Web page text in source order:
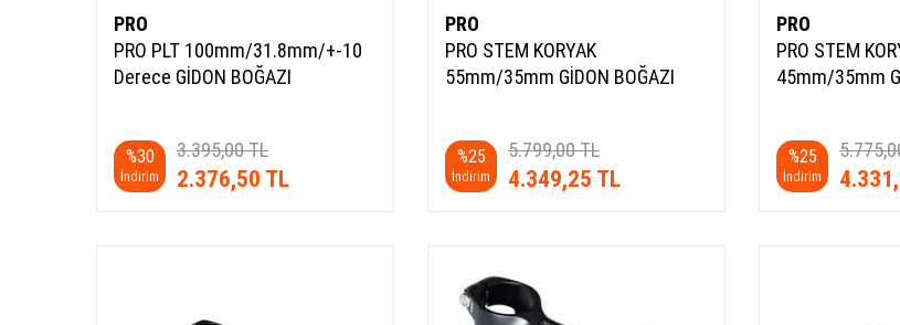
PRO
PRO PLT 100mm/31.8mm/+-10
Derece GİDON BOĞAZI
%30
İndirim
3.395,00TL
2.376,50 TL
PRO
PRO STEM KORYAK
55mm/35mm GİDON BOĞAZI
%25
İndirim
5.799,00TL
4.349,25 TL
PRO
PRO STEM
45mm/35mm
%25
İndirim